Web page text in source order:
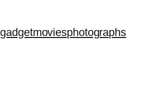
gadgetmoviesphotographs